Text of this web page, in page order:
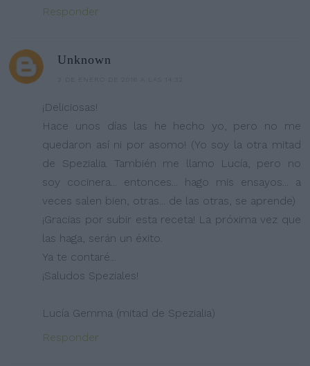
Responder
Unknown
¡Deliciosas!
Hace unos días las he hecho yo, pero no me
quedaron así ni por asomo! (Yo soy la otra mitad
de Spezialia. También me llamo Lucía, pero no
soy cocinera... entonces... hago mis ensayos... a
veces salen bien, otras... de las otras, se aprende)
¡Gracias por subir esta receta! La próxima vez que
las haga, serán un éxito.
Ya te contaré...
¡Saludos Speziales!
Lucía Gemma (mitad de Spezialia)
Responder